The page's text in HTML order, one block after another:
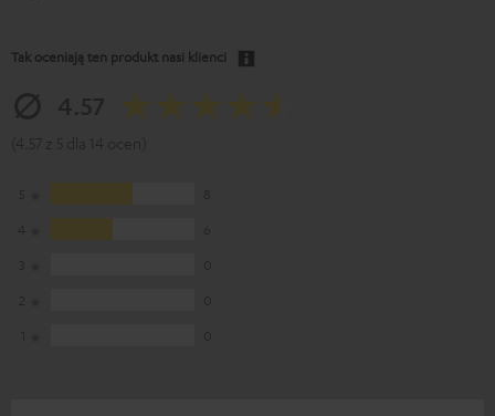
Tak oceniają ten produkt nasi klienci